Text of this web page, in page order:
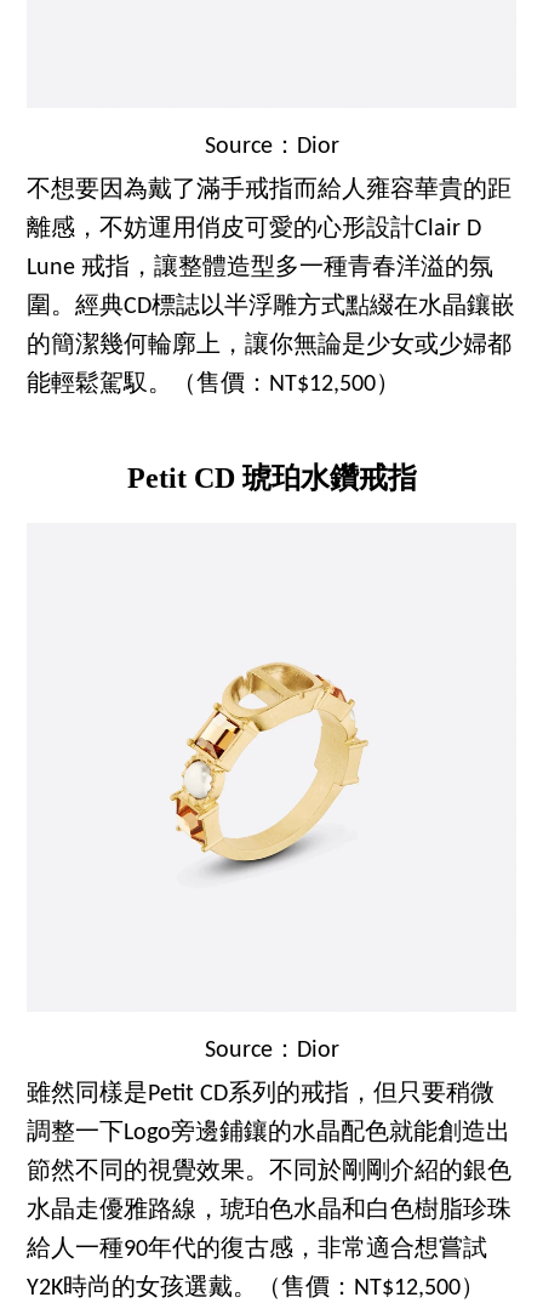
Source：Dior
不想要因為戴了滿手戒指而給人雍容華貴的距
離感，不妨運用俏皮可愛的心形設計Clair D
Lune 戒指，讓整體造型多一種青春洋溢的氛
圍。經典CD標誌以半浮雕方式點綴在水晶鑲嵌
的簡潔幾何輪廓上，讓你無論是少女或少婦都
能輕鬆駕馭。（售價：NT$12,500）
Petit CD 琥珀水鑽戒指
Source：Dior
雖然同樣是Petit CD系列的戒指，但只要稍微
調整一下Logo旁邊鋪鑲的水晶配色就能創造出
節然不同的視覺效果。不同於剛剛介紹的銀色
水晶走優雅路線，琥珀色水晶和白色樹脂珍珠
給人一種90年代的復古感，非常適合想嘗試
Y2K時尚的女孩選戴。（售價：NT$12,500）